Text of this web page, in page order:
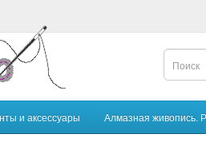
и аксессуары Алмазная живопись.